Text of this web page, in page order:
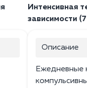
Интенсивная
зависимости
Описание
Ежедневные